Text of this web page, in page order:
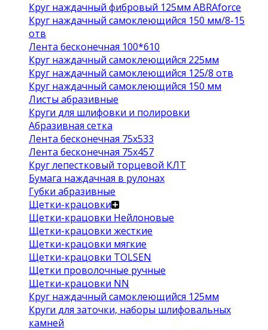
Круг наждачный фибровый 125мм ABRAforce
Круг наждачный самоклеющийся 150 мм/8-15
отв
Лента бесконечная 100*610
Круг наждачный самоклеющийся 225мм
Круг наждачный самоклеющийся 125/8 отв
Круг наждачный самоклеющийся 150 мм
Листы абразивные
Круги для шлифовки и полировки
Абразивная сетка
Лента бесконечная 75х533
Лента бесконечная 75х457
Круг лепестковый торцевой КЛТ
Бумага наждачная в рулонах
Губки абразивные
Щетки-крацовки
Щетки-крацовки Нейлоновые
Щетки-крацовки жесткие
Щетки-крацовки мягкие
Щетки-крацовки TOLSEN
Щетки проволочные ручные
Щетки-крацовки NN
Круг наждачный самоклеющийся 125мм
Круги для заточки, наборы шлифовальных
камней